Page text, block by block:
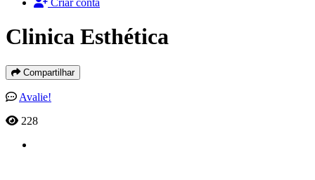
Criar conta
Clinica Esthética
Compartilhar
Avalie!
228